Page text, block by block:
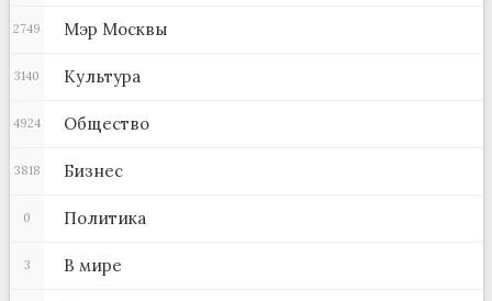
Мэр Москвы
2749
Культура
3140
Общество
4924
Бизнес
3818
Политика
0
В мире
3